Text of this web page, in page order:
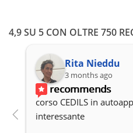
4,9 SU 5 CON OLTRE 750
Rita Nieddu
3 months ago
recommends
corso CEDILS in
interessante